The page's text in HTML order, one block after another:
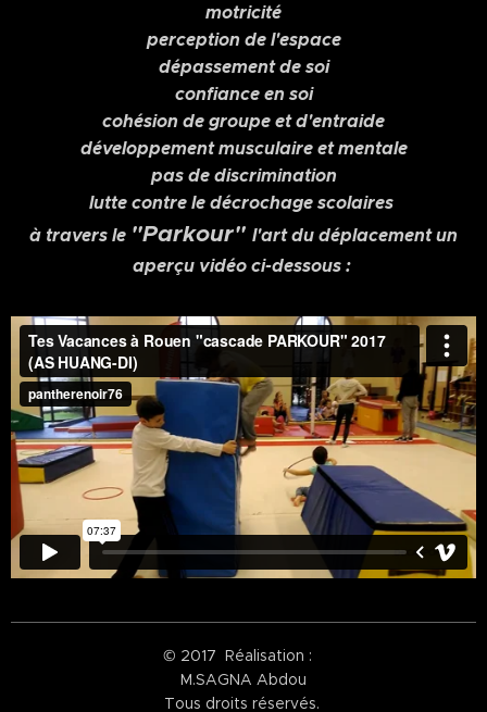
motricité
perception de l'espace
dépassement de soi
confiance en soi
cohésion de groupe et d'entraide
développement musculaire et mentale
pas de discrimination
lutte contre le décrochage scolaires
à travers le "Parkour" l'art du déplacement un
aperçu vidéo ci-dessous :
© 2017 Réalisation :
M.SAGNA Abdou
Tous droits réservés.